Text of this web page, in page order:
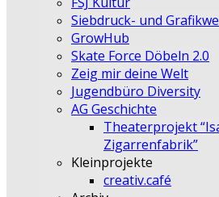
Siebdruck- und
GrowHub
Skate Force Döbeln 2.0
Zeig mir deine Welt
Jugendbüro Diversity
AG Geschichte
Theaterprojekt
Zigarrenfabrik”
Kleinprojekte
creativ.café